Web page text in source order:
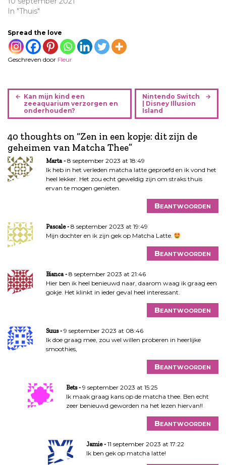
In "Thuis"
Spread the love
Geschreven door Fleur
B
r
c
h
t
n
a
a
t
i
Kan mijn kind een
zeeaquarium verzorgen en
onderhouden?
Nintendo Switch
| Disney Illusion
Island
40 thoughts on “Zen in een kopje: dit zijn de
geheimen van Matcha Thee”
Marta
8 september 2023 at 18:49
Ik heb in het verleden matcha latte geproefd en ik vond het
heel lekker. Het zou echt geweldig zijn om straks thuis
ervan te mogen genieten.
Beantwoorden
Pascale
8 september 2023 at 19:49
Mijn dochter en ik zijn gek op Matcha Latte.
Beantwoorden
Bianca
8 september 2023 at 21:46
Hier ben ik heel benieuwd naar, daarom waag ik graag een
gokje. Het klinkt in ieder geval heel interessant.
Beantwoorden
Suus
9 september 2023 at 08:46
Ik doe graag mee, zou wel willen proberen in heerlijke
smoothies,
Beantwoorden
Bets
9 september 2023 at 15:25
Ik maak graag kans op de matcha thee. Ben echt
zeer benieuwd geworden na het lezen hiervan!!
Beantwoorden
Jamie
11 september 2023 at 17:22
Ik ben gek op matcha latte!